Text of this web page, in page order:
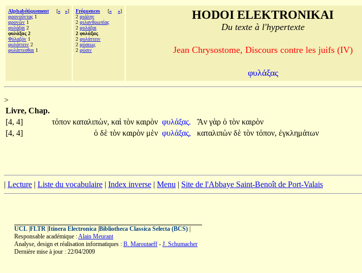
Alphabétiquement [« »]
φρονοῦντας 1
φρονῶν 1
φυλάξαι 2
φυλάξας 2
Φύλαξόν 1
φυλάττειν 2
φυλάττεσθαι 1
Fréquences [« »]
2 φιάλην
2 φιλανθρωπίας
2 φυλάξαι
2 φυλάξας
2 φυλάττειν
2 φύσεως
2 φύσιν
HODOI ELEKTRONIKAI
Du texte à l'hypertexte
Jean Chrysostome, Discours contre les juifs (IV)
φυλάξας
>
Livre, Chap.
[4, 4]
τόπον καταλιπὼν, καὶ τὸν καιρὸν φυλάξας. Ἂν γὰρ ὁ τὸν καιρὸν
[4, 4]
ὁ δὲ τὸν καιρὸν μὲν φυλάξας, καταλιπὼν δὲ τὸν τόπον, ἐγκλημάτων
| Lecture | Liste du vocabulaire | Index inverse | Menu | Site de l'Abbaye Saint-Benoît de Port-Valais
UCL FLTR Itinera Electronica Bibliotheca Classica Selecta (BCS)
Responsable académique :Alain Meurant
Analyse, design et réalisation informatiques : B. Maroutaeff - J. Schumacher
Dernière mise à jour : 22/04/2009